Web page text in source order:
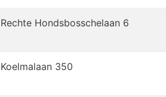
Rechte Hondsbosschelaan 6
Koelmalaan 350